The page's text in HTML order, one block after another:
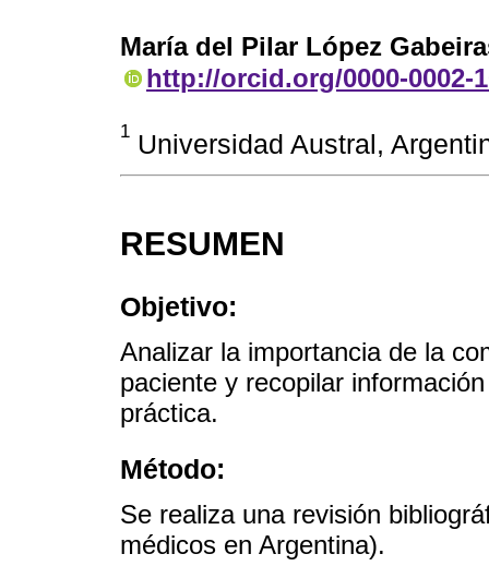
María del Pilar López
http://orcid.org/0000-0002-
1 Universidad Austral,
RESUMEN
Objetivo:
Analizar la importancia de la
paciente y recopilar
práctica.
Método:
Se realiza una revisión
médicos en Argentina).